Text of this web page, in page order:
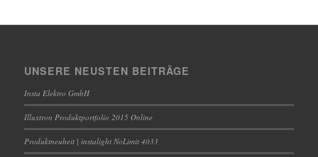
UNSERE NEUSTEN BEITRÄGE
Insta Elektro GmbH
Illuxtron Produktportfolio 2015 Online
Produktneuheit | instalight NoLimit 4033